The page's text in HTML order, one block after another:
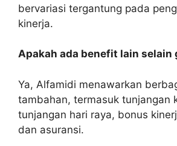
bervariasi tergantung pada
kinerja.
Apakah ada benefit lain selain
Ya, Alfamidi menawarkan
tambahan, termasuk tunjangan
tunjangan hari raya, bonus
dan asuransi.